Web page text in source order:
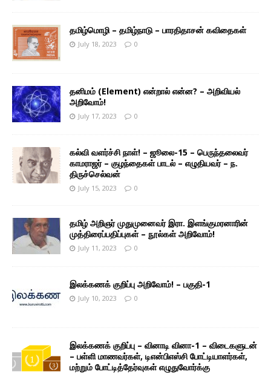
தமிழ்மொழி – தமிழ்நாடு – பாரதிதாசன் கவிதைகள்
July 18, 2023 0
தனிமம் (Element) என்றால் என்ன? – அறிவியல்
அறிவோம்!
July 17, 2023 0
கல்வி வளர்ச்சி நாள்! – ஜூலை-15 – பெருந்தலைவர்
காமராஜர் – குழந்தைகள் பாடல் – எழுதியவர் – ந.
திருச்செல்வன்
July 15, 2023 0
தமிழ் அறிஞர் முதுமுனைவர் இரா. இளங்குமரனாரின்
முத்திரைப்பதிப்புகள் – நூல்கள் அறிவோம்!
July 11, 2023 0
இலக்கணக் குறிப்பு அறிவோம்! – பகுதி-1
July 10, 2023 0
இலக்கணக் குறிப்பு – வினாடி வினா-1 – விடைகளுடன்
– பள்ளி மாணவர்கள், டிஎன்பிஎஸ்சி போட்டியாளர்கள்,
மற்றும் போட்டித்தேர்வுகள் எழுதுவோர்க்கு